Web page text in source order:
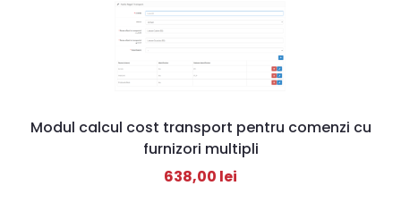
Modul calcul cost transport pentru comenzi cu
furnizori multipli
638,00 lei